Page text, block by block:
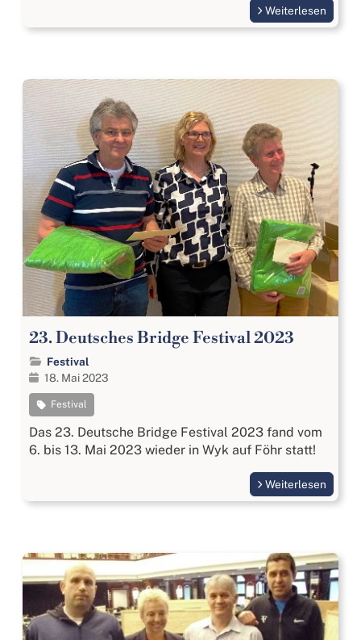
Weiterlesen
23. Deutsches Bridge Festival 2023
Festival
18. Mai 2023
Festival
Das 23. Deutsche Bridge Festival 2023 fand vom
6. bis 13. Mai 2023 wieder in Wyk auf Föhr statt!
Weiterlesen